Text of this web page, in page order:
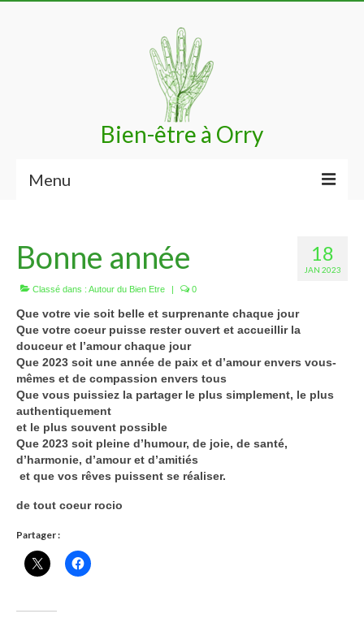
Bien-être à Orry
Menu
Bénéfices
Techniques
Votre praticienne
Me contacter
18
JAN 2023
Bonne année
Classé dans : Autour du Bien Etre | 0
Que votre vie soit belle et surprenante chaque jour
Que votre coeur puisse rester ouvert et accueillir la
douceur et l’amour chaque jour
Que 2023 soit une année de paix et d’amour envers vous-
mêmes et de compassion envers tous
Que vous puissiez la partager le plus simplement, le plus
authentiquement
et le plus souvent possible
Que 2023 soit pleine d’humour, de joie, de santé,
d’harmonie, d’amour et d’amitiés
et que vos rêves puissent se réaliser.
de tout coeur rocio
Partager :